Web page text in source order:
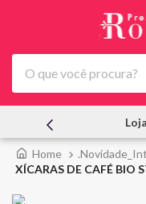
O que você procura?
Loja
XÍCARAS DE CAFÉ BIO